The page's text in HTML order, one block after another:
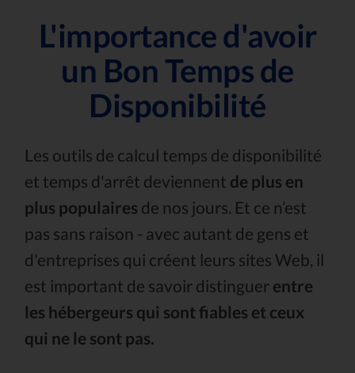
L'importance d'avoir
un Bon Temps de
Disponibilité
Les outils de calcul temps de disponibilité
et temps d'arrêt deviennent de plus en
plus populaires de nos jours. Et ce n’est
pas sans raison - avec autant de gens et
d'entreprises qui créent leurs sites Web, il
est important de savoir distinguer entre
les hébergeurs qui sont fiables et ceux
qui ne le sont pas.